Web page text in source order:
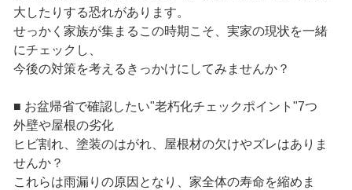
大したりする恐れがあります。
せっかく家族が集まるこの時期こそ、実家の現状を一緒
にチェックし、
今後の対策を考えるきっかけにしてみませんか？
■ お盆帰省で確認したい"老朽化チェックポイント"7つ
外壁や屋根の劣化
ヒビ割れ、塗装のはがれ、屋根材の欠けやズレはありま
せんか？
これらは雨漏りの原因となり、家全体の寿命を縮めま